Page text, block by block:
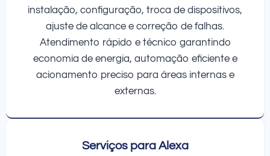
instalação, configuração, troca de dispositivos,
ajuste de alcance e correção de falhas.
Atendimento rápido e técnico garantindo
economia de energia, automação eficiente e
acionamento preciso para áreas internas e
externas.
Serviços para Alexa